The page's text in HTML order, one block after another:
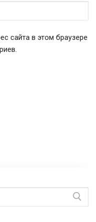
сайта в этом браузере